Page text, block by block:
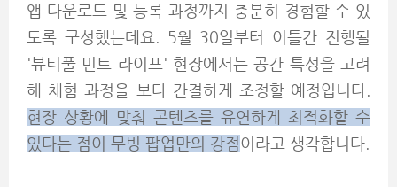
앱 다운로드 및 등록 과정까지 충분히 경험할 수 있
도록 구성했는데요. 5월 30일부터 이틀간 진행될
'뷰티풀 민트 라이프' 현장에서는 공간 특성을 고려
해 체험 과정을 보다 간결하게 조정할 예정입니다.
현장 상황에 맞춰 콘텐츠를 유연하게 최적화할 수
있다는 점이 무빙 팝업만의 강점이라고 생각합니다.